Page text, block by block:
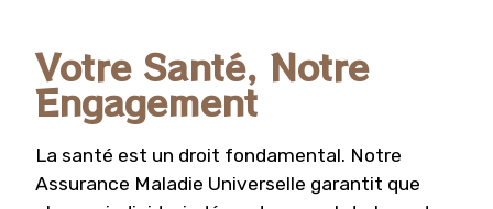
Votre Santé, Notre
Engagement
La santé est un droit fondamental. Notre
Assurance Maladie Universelle garantit que